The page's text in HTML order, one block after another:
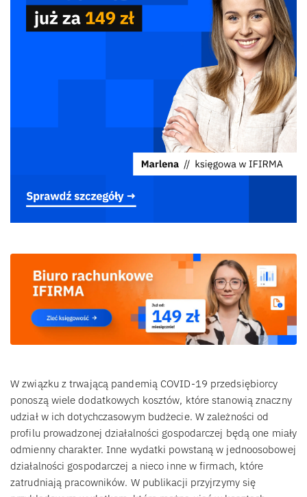
W związku z trwającą pandemią COVID-19 przedsiębiorcy
ponoszą wiele dodatkowych kosztów, które stanowią znaczny
udział w ich dotychczasowym budżecie. W zależności od
profilu prowadzonej działalności gospodarczej będą one miały
odmienny charakter. Inne wydatki powstaną w jednoosobowej
działalności gospodarczej a nieco inne w firmach, które
zatrudniają pracowników. W publikacji przyjrzymy się